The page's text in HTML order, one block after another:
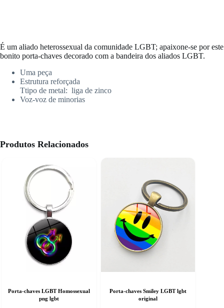
É um aliado heterossexual da comunidade LGBT; apaixone-se por este
bonito porta-chaves decorado com a bandeira dos aliados LGBT.
Uma peça
Estrutura reforçada
Ttipo de metal: liga de zinco
Voz-voz de minorias
Produtos Relacionados
Porta-chaves LGBT Homossexual
png lgbt
Porta-chaves Smiley LGBT lgbt
original